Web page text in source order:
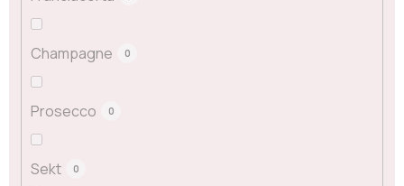
Champagne 0
Prosecco 0
Sekt 0